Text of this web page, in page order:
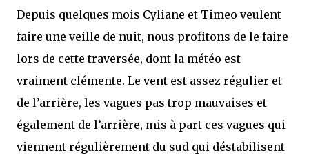
Depuis quelques mois Cyliane et Timeo veulent
faire une veille de nuit, nous profitons de le faire
lors de cette traversée, dont la météo est
vraiment clémente. Le vent est assez régulier et
de l’arrière, les vagues pas trop mauvaises et
également de l’arrière, mis à part ces vagues qui
viennent régulièrement du sud qui déstabilisent